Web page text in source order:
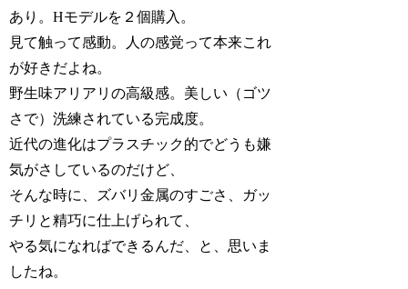
あり。Hモデルを２個購入。
見て触って感動。人の感覚って本来これ
が好きだよね。
野生味アリアリの高級感。美しい（ゴツ
さで）洗練されている完成度。
近代の進化はプラスチック的でどうも嫌
気がさしているのだけど、
そんな時に、ズバリ金属のすごさ、ガッ
チリと精巧に仕上げられて、
やる気になればできるんだ、と、思いま
したね。